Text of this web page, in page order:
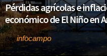
Pérdidas agrícolas e
económico de El Niño en
Porinfocampo